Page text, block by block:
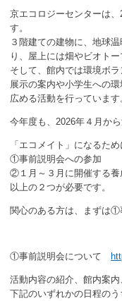
学校関係の方
企業・環境団体の方
京エコロジーセンターは
す。
３階建ての建物に、地球
り、屋上には畑やビオトー
そして、館内では環境ボ
展示の案内や小学生への
広める活動を行っています
今年度も、2026年４月か
「エコメイト」になるため
①事前説明会への参加
②１月～３月に開催する養
以上の２つが必要です。
関心のある方は、まずは①
①事前説明会について
活動内容の紹介、館内案内
下記のいずれかの日程のう